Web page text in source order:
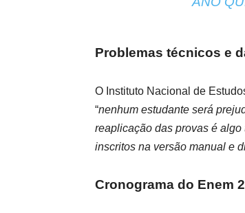
Problemas técnicos e
O Instituto Nacional de
“nenhum estudante será
reaplicação das provas é
inscritos na versão manual e
Cronograma do Enem